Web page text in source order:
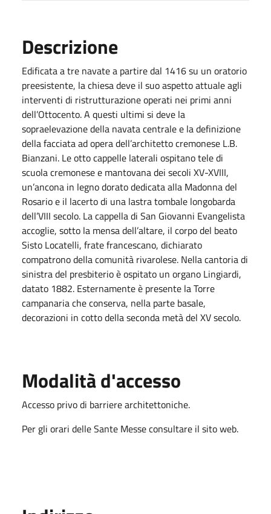
Descrizione
Edificata a tre navate a partire dal 1416 su un oratorio
preesistente, la chiesa deve il suo aspetto attuale agli
interventi di ristrutturazione operati nei primi anni
dell’Ottocento. A questi ultimi si deve la
sopraelevazione della navata centrale e la definizione
della facciata ad opera dell’architetto cremonese L.B.
Bianzani. Le otto cappelle laterali ospitano tele di
scuola cremonese e mantovana dei secoli XV-XVIII,
un’ancona in legno dorato dedicata alla Madonna del
Rosario e il lacerto di una lastra tombale longobarda
dell’VIII secolo. La cappella di San Giovanni Evangelista
accoglie, sotto la mensa dell’altare, il corpo del beato
Sisto Locatelli, frate francescano, dichiarato
compatrono della comunità rivarolese. Nella cantoria di
sinistra del presbiterio è ospitato un organo Lingiardi,
datato 1882. Esternamente è presente la Torre
campanaria che conserva, nella parte basale,
decorazioni in cotto della seconda metà del XV secolo.
Modalità d'accesso
Accesso privo di barriere architettoniche.
Per gli orari delle Sante Messe consultare il sito web.